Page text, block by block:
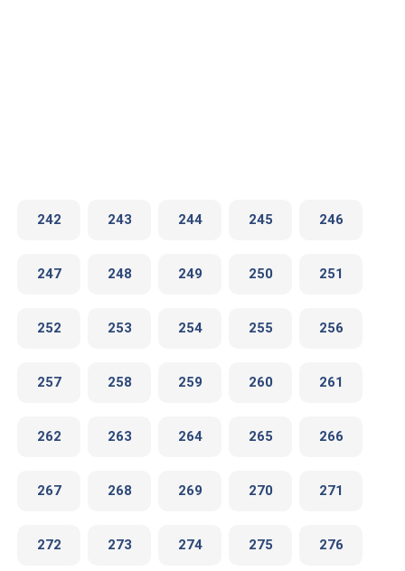
242 243 244 245 246
247 248 249 250 251
252 253 254 255 256
257 258 259 260 261
262 263 264 265 266
267 268 269 270 271
272 273 274 275 276